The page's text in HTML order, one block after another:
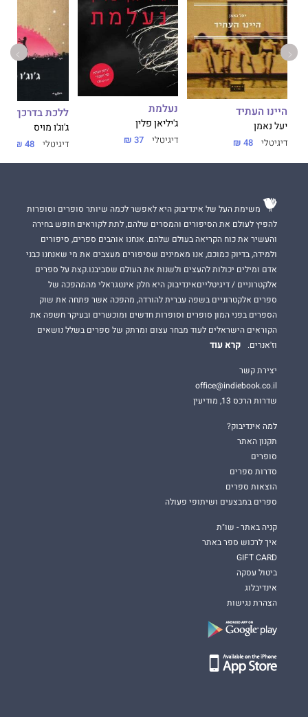
נרטיב עשיר במיסתורין שנמתח ומסעיר.
היינו העתיד
יעל נאמן
דיגיטלי 48 ₪
נעלמת
ג'יליאן פלין
דיגיטלי 37 ₪
ללכת בדרכך
ג'וג'ו מויס
דיגיטלי 48 ₪
משימת העל של אינדיבוק היא לאפשר לכמה שיותר סופרים וסופרות
להפיץ לעולם את הסיפורים והמסרים שלהם, לתת לקוראים חופש בחירה
והעשיר את כוח הקריאה בעולם שלהם. אנחנו אוהבים ספרים, סיפורים
ולמידה, בדיוק כמוכם, אנו מאמינים שסיפורים מעצבים את מי שאנחנו כבני
אדם ומילים יכולות להעצים ולשנות את העולם שסביבנו.קצת על ספרים
אלקטרוניים / דיגיטלייםאינדיבוק היא חלק אינטגראלי מהמהפכה של
ספרים אלקטרוניים בשפה עברית להורדה, מהפכה אשר פתחה את שוק
הספרים בפני המון סופרים וסופרות חדשים ומוכשרים ובעיקר חשפה את
הקוראים הישראלים לעוד מבחר עצום ומרתק של ספרים בשלל נושאים
וז'אנרים.
קרא עוד
יצירת קשר
office@indiebook.co.il
שדרות הרכס 13, מודיעין
למה אינדיבוק?
תקנון האתר
סופרים
סדרות ספרים
הוצאות ספרים
ספרים במבצעים ושיתופי פעולה
קניה באתר - שו"ת
איך לרכוש ספר באתר
GIFT CARD
ביטול עסקה
אינדיבלוג
הצהרת נגישות